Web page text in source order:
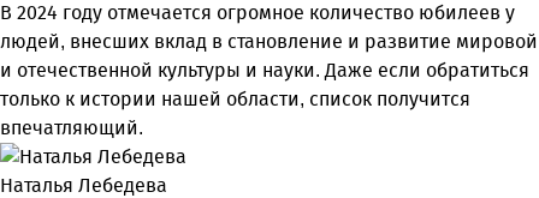
В 2024 году отмечается огромное количество юбилеев у
людей, внесших вклад в становление и развитие мировой
и отечественной культуры и науки. Даже если обратиться
только к истории нашей области, список получится
впечатляющий.
Наталья Лебедева